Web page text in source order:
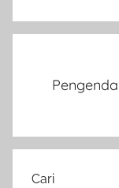
Cari